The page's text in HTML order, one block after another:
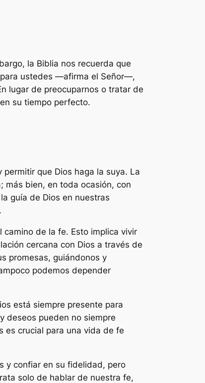
la Biblia nos recuerda que
para ustedes —afirma el Señor—,
lugar de preocuparnos o tratar de
su tiempo perfecto.
que Dios haga la suya. La
más bien, en toda ocasión, con
guía de Dios en nuestras
de la fe. Esto implica vivir
cercana con Dios a través de
promesas, guiándonos y
podemos depender
está siempre presente para
deseos pueden no siempre
es crucial para una vida de fe
y confiar en su fidelidad, pero
solo de hablar de nuestra fe,